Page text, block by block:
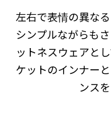
左右で表情の異な
シンプルながらも
ットネスウェアと
ケットのインナー
ンス